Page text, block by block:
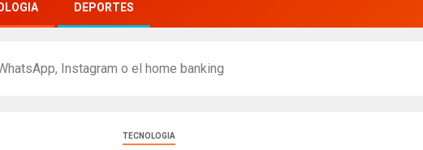
DEPORTES
Instagram o el home banking
TECNOLOGIA